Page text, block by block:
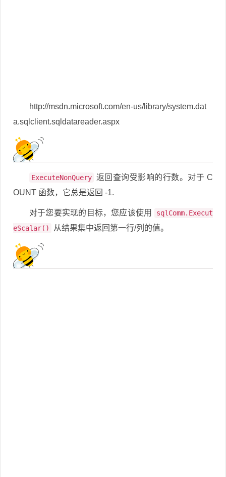
http://msdn.microsoft.com/en-us/library/system.dat
a.sqlclient.sqldatareader.aspx
ExecuteNonQuery 返回查询受影响的行数。对于 C
OUNT 函数，它总是返回 -1.
对于您要实现的目标，您应该使用
sqlComm.Execut
eScalar()
从结果集中返回第一行/列的值。